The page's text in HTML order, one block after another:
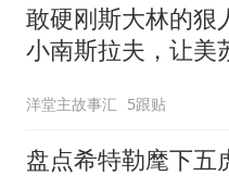
敢硬刚斯大林的狠
小南斯拉夫，让美
洋堂主故事汇 5跟贴
盘点希特勒麾下五